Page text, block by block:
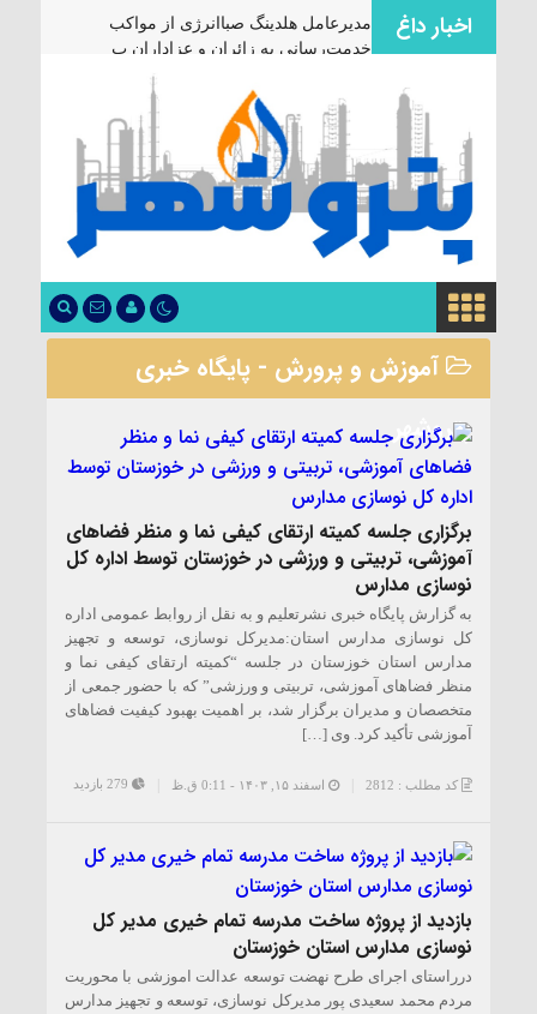
اخبار داغ
مدیرعامل هلدینگ صباانرژی از مواکب
خدمت‌رسانی به زائران و عزاداران بازدید کرد
آموزش و پرورش - پایگاه خبری
پتروشهر
برگزاری جلسه کمیته ارتقای کیفی نما و منظر فضاهای
آموزشی، تربیتی و ورزشی در خوزستان توسط اداره کل
نوسازی مدارس
به گزارش پایگاه خبری نشرتعلیم و به نقل از روابط عمومی اداره
کل نوسازی مدارس استان:مدیرکل نوسازی، توسعه و تجهیز
مدارس استان خوزستان در جلسه “کمیته ارتقای کیفی نما و
منظر فضاهای آموزشی، تربیتی و ورزشی” که با حضور جمعی از
متخصصان و مدیران برگزار شد، بر اهمیت بهبود کیفیت فضاهای
آموزشی تأکید کرد. وی […]
کد مطلب : 2812 اسفند ۱۵, ۱۴۰۳ - 0:11 ق.ظ
بازدید از پروژه ساخت مدرسه تمام خیری مدیر کل
نوسازی مدارس استان خوزستان
درراستای اجرای طرح نهضت توسعه عدالت اموزشی با محوریت
مردم محمد سعیدی پور مدیرکل نوسازی، توسعه و تجهیز مدارس